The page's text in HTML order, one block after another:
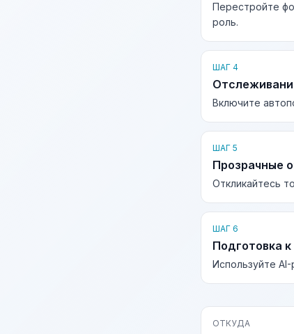
Перестройте
роль.
ШАГ 4
Включите
ШАГ 5
Прозрачные
Откликайтесь
ШАГ 6
Подготовка
Используйте
ОТКУДА